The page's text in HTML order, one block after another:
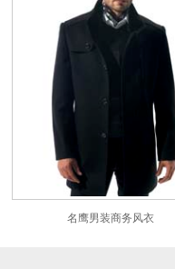
名鹰男装商务风衣